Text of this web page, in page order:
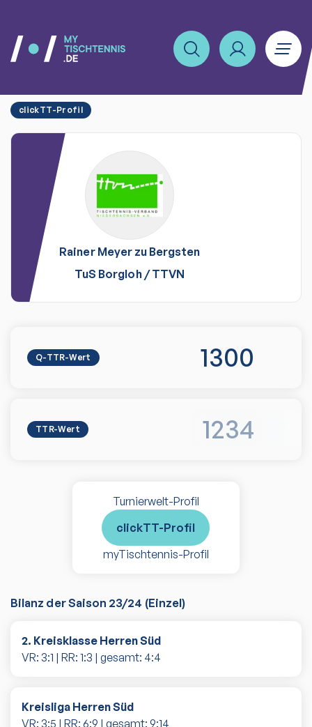
clickTT-Profil
Rainer Meyer zu Bergsten
TuS Borgloh/TTVN
Q-TTR-Wert 1300
TTR-Wert 1234
Turnierwelt-Profil
clickTT-Profil
myTischtennis-Profil
Bilanz der Saison 23/24 (Einzel)
2. Kreisklasse Herren Süd
VR: 3:1 | RR: 1:3 | gesamt: 4:4
Kreisliga Herren Süd
VR: 3:5 | RR: 6:9 | gesamt: 9:14